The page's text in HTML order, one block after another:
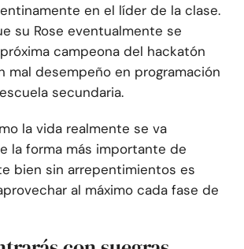
en el líder de la clase.
su Rose eventualmente se
campeona del hackatón
mal desempeño en programación
secundaria.
la vida realmente se va
la forma más importante de
bien sin arrepentimientos es
al máximo cada fase de